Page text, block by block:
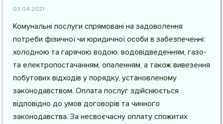
03.04.2021
Комунальні послуги спрямовані на задоволення
потреби фізичної чи юридичної особи в забезпеченні:
холодною та гарячою водою, водовідведенням, газо-
та електропостачанням, опаленням, а також вивезення
побутових відходів у порядку, установленому
законодавством. Оплата послуг здійснюється
відповідно до умов договорів та чинного
законодавства. За несвоєчасну оплату спожитих